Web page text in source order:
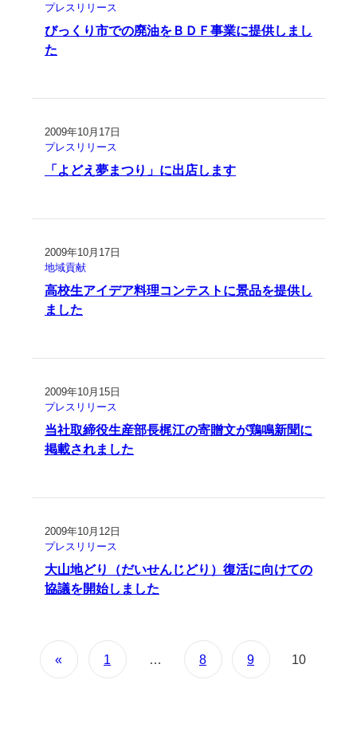
プレスリリース
びっくり市での廃油をＢＤＦ事業に提供しまし
た
2009年10月17日
プレスリリース
「よどえ夢まつり」に出店します
2009年10月17日
地域貢献
高校生アイデア料理コンテストに景品を提供し
ました
2009年10月15日
プレスリリース
当社取締役生産部長梶江の寄贈文が鶏鳴新聞に
掲載されました
2009年10月12日
プレスリリース
大山地どり（だいせんじどり）復活に向けての
協議を開始しました
« 1 … 8 9 10